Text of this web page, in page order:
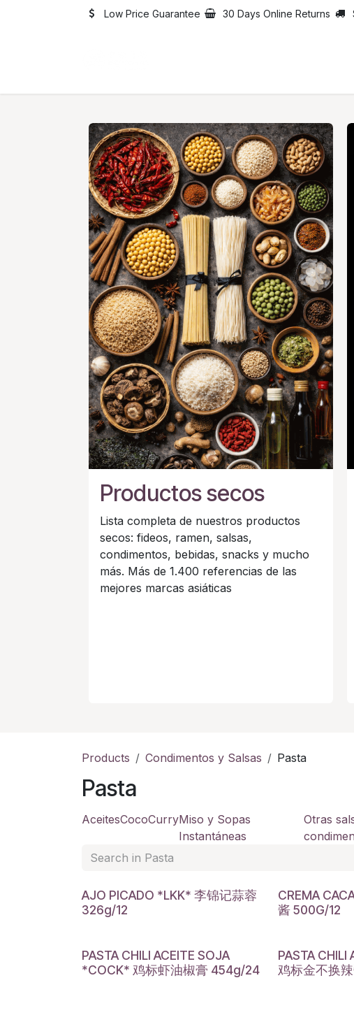
Low Price Guarantee 30 Days Online Returns
Productos secos
Lista completa de nuestros productos
secos: fideos, ramen, salsas,
condimentos, bebidas, snacks y mucho
más. Más de 1.400 referencias de las
mejores marcas asiáticas
Products Condimentos y Salsas Pasta
Pasta
AceitesCocoCurryMiso y Sopas
Instantáneas
Otras
AJO PICADO *LKK* 李锦记蒜蓉
326g/12
CREMA
酱 500G/12
PASTA CHILI ACEITE SOJA
*COCK* 鸡标虾油椒膏 454g/24
PASTA CHILI
鸡标金不换